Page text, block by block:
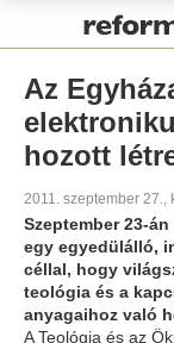
Az
hozott
2011. szeptember 27.,
Szeptember 23-
egy egyedülálló,
céllal, hogy
teológia és a
anyagaihoz való
A Teológia és az